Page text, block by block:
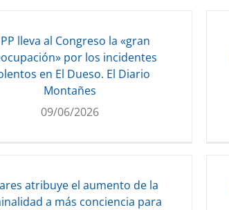
lleva al Congreso la «gran
por los incidentes
en El Dueso. El Diario
Montañes
09/06/2026
atribuye el aumento de la
a más conciencia para